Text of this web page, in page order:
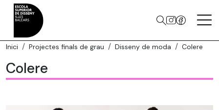
Inici Projectes finals de grau Disseny de moda Colere
Colere